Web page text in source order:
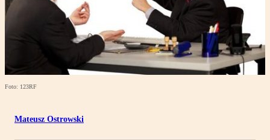
Foto: 123RF
Mateusz Ostrowski